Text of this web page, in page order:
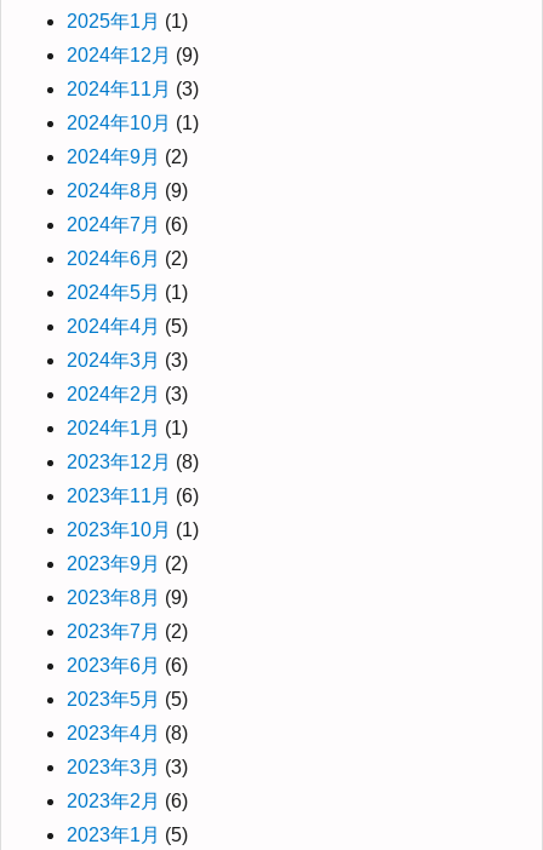
2025年1月 (1)
2024年12月 (9)
2024年11月 (3)
2024年10月 (1)
2024年9月 (2)
2024年8月 (9)
2024年7月 (6)
2024年6月 (2)
2024年5月 (1)
2024年4月 (5)
2024年3月 (3)
2024年2月 (3)
2024年1月 (1)
2023年12月 (8)
2023年11月 (6)
2023年10月 (1)
2023年9月 (2)
2023年8月 (9)
2023年7月 (2)
2023年6月 (6)
2023年5月 (5)
2023年4月 (8)
2023年3月 (3)
2023年2月 (6)
2023年1月 (5)